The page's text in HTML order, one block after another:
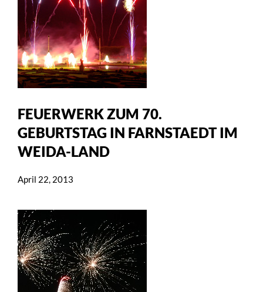
FEUERWERK ZUM 70.
GEBURTSTAG IN FARNSTAEDT IM
WEIDA-LAND
April 22, 2013